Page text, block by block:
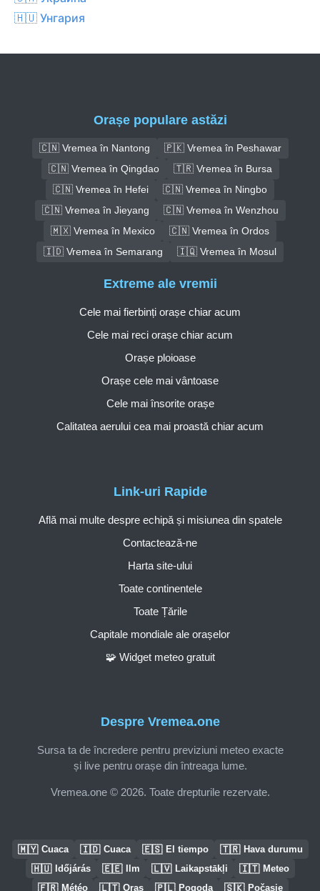
🇭🇺 Унгария
Orașe populare astăzi
🇨🇳 Vremea în Nantong
🇵🇰 Vremea în Peshawar
🇨🇳 Vremea în Qingdao
🇹🇷 Vremea în Bursa
🇨🇳 Vremea în Hefei
🇨🇳 Vremea în Ningbo
🇨🇳 Vremea în Jieyang
🇨🇳 Vremea în Wenzhou
🇲🇽 Vremea în Mexico
🇨🇳 Vremea în Ordos
🇮🇩 Vremea în Semarang
🇮🇶 Vremea în Mosul
Despre Vremea.one
Sursa ta de încredere pentru previziuni meteo exacte
și live pentru orașe din întreaga lume.
Vremea.one © 2026. Toate drepturile rezervate.
Link-uri Rapide
Află mai multe despre echipă și misiunea din spatele
Contactează-ne
Harta site-ului
Toate continentele
Toate Țările
Capitale mondiale ale orașelor
🧩 Widget meteo gratuit
Extreme ale vremii
Cele mai fierbinți orașe chiar acum
Cele mai reci orașe chiar acum
Orașe ploioase
Orașe cele mai vântoase
Cele mai însorite orașe
Calitatea aerului cea mai proastă chiar acum
🇲🇾 Cuaca 🇮🇩 Cuaca 🇪🇸 El tiempo 🇹🇷 Hava durumu
🇭🇺 Időjárás 🇪🇪 Ilm 🇱🇻 Laikapstākļi 🇮🇹 Meteo
🇫🇷 Météo 🇱🇹 Oras 🇵🇱 Pogoda 🇸🇰 Počasie